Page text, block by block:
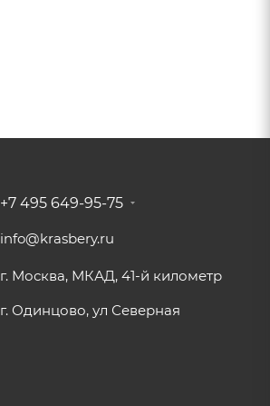
+7 495 649-95-75
info@krasbery.ru
г. Москва, МКАД, 41-й километр
г. Одинцово, ул Северная